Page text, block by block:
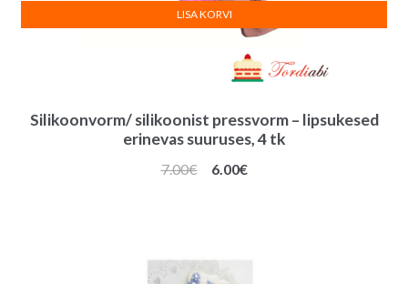
Silikoonvorm/ silikoonist pressvorm – lipsukesed
erinevas suuruses, 4 tk
7.00€
Algne
6.00€Praegune
LISA KORVI